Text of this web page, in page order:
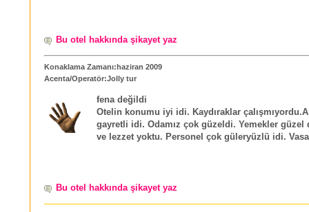
Bu otel hakkında şikayet yaz
Konaklama Zamanı:haziran 2009
Acenta/Operatör:Jolly tur
fena değildi
Otelin konumu iyi idi. Kaydıraklar
gayretli idi. Odamız çok güzeldi. Yemekler güzel
ve lezzet yoktu. Personel çok güleryüzlü idi.
Bu otel hakkında şikayet yaz